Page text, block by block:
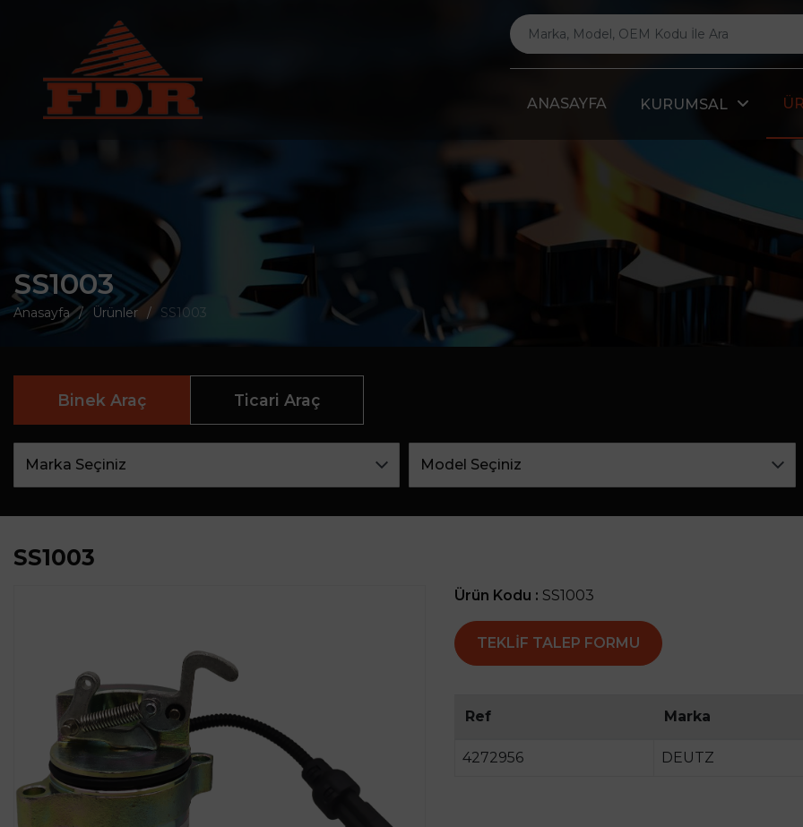
ANASAYFA KURUMSAL
SS1003
Anasayfa Ürünler SS1003
Binek Araç Ticari Araç
SS1003
Ürün Kodu : SS1003
TEKLIF TALEP FORMU
Ref Marka
4272956 DEUTZ